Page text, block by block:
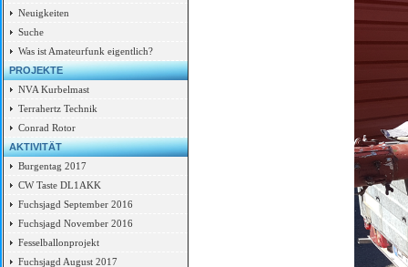
Neuigkeiten
Suche
Was ist Amateurfunk eigentlich?
PROJEKTE
NVA Kurbelmast
Terrahertz Technik
Conrad Rotor
AKTIVITÄT
Burgentag 2017
CW Taste DL1AKK
Fuchsjagd September 2016
Fuchsjagd November 2016
Fesselballonprojekt
Fuchsjagd August 2017